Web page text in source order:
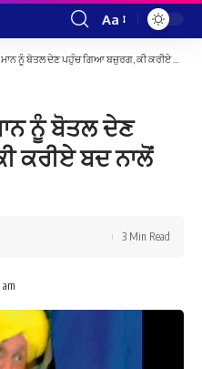
Font
Resizer
Aa
ਬੋਤਲ ਦੇਣ ਪਹੁੰਚ ਗਿਆ ਬਜ਼ੁਰਗ, ਕੀ ਕਰੀਏ ਬਦ ਨਾਲੋਂ ਬਦਨਾਮ ਬੁਰੈ
ਨੂੰ ਬੋਤਲ ਦੇਣ
ਕਰੀਏ ਬਦ ਨਾਲੋਂ
am
3 Min Read